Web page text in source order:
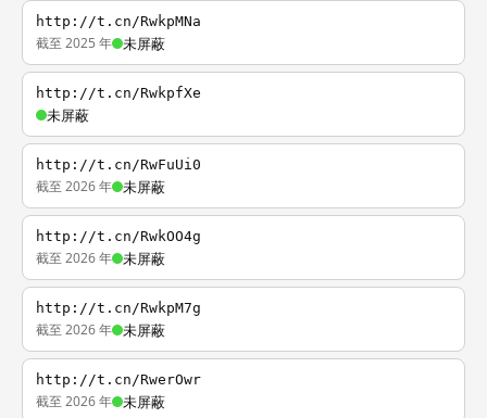
http://t.cn/RwkpMNa
截至 2025 年 未屏蔽
http://t.cn/RwkpfXe
未屏蔽
http://t.cn/RwFuUi0
截至 2026 年 未屏蔽
http://t.cn/RwkOO4g
截至 2026 年 未屏蔽
http://t.cn/RwkpM7g
截至 2026 年 未屏蔽
http://t.cn/RwerOwr
截至 2026 年 未屏蔽